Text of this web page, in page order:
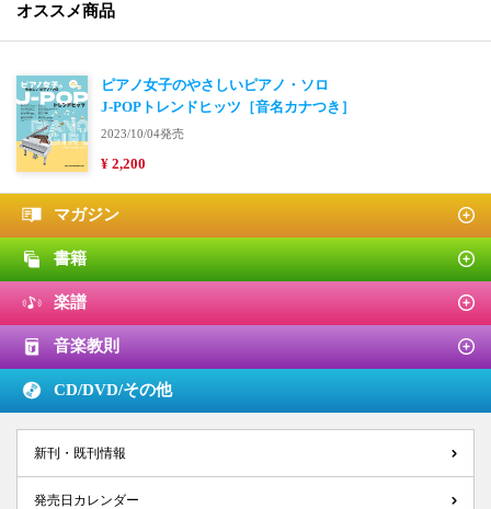
オススメ商品
ピアノ女子のやさしいピアノ・ソロ
J-POPトレンドヒッツ［音名カナつき］
2023/10/04発売
¥ 2,200
マガジン
書籍
楽譜
音楽教則
CD/DVD/その他
新刊・既刊情報
発売日カレンダー